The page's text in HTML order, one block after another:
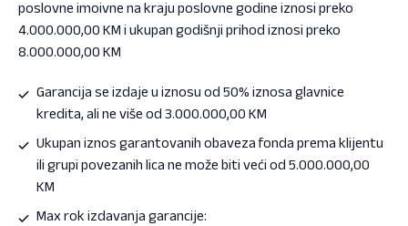
poslovne imoivne na kraju poslovne godine iznosi preko
4.000.000,00 KM i ukupan godišnji prihod iznosi preko
8.000.000,00 KM
Garancija se izdaje u iznosu od 50% iznosa glavnice
kredita, ali ne više od 3.000.000,00 KM
Ukupan iznos garantovanih obaveza fonda prema klijentu
ili grupi povezanih lica ne može biti veći od 5.000.000,00
KM
Max rok izdavanja garancije: